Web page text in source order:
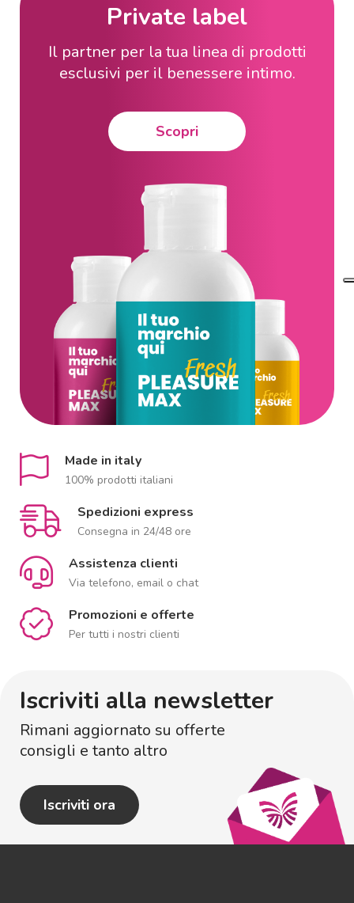
Private label
Il partner per la tua linea di prodotti
esclusivi per il benessere intimo.
Scopri
Made in italy
100% prodotti italiani
Spedizioni express
Consegna in 24/48 ore
Assistenza clienti
Via telefono, email o chat
Promozioni e offerte
Per tutti i nostri clienti
Iscriviti alla newsletter
Rimani aggiornato su offerte
consigli e tanto altro
Iscriviti ora